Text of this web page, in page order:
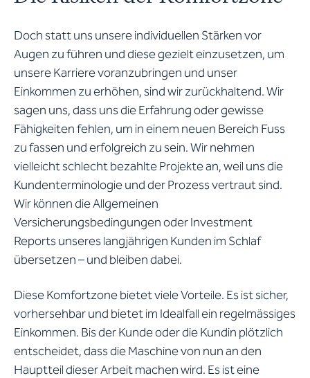
Doch statt uns unsere individuellen Stärken vor
Augen zu führen und diese gezielt einzusetzen, um
unsere Karriere voranzubringen und unser
Einkommen zu erhöhen, sind wir zurückhaltend. Wir
sagen uns, dass uns die Erfahrung oder gewisse
Fähigkeiten fehlen, um in einem neuen Bereich Fuss
zu fassen und erfolgreich zu sein. Wir nehmen
vielleicht schlecht bezahlte Projekte an, weil uns die
Kundenterminologie und der Prozess vertraut sind.
Wir können die Allgemeinen
Versicherungsbedingungen oder Investment
Reports unseres langjährigen Kunden im Schlaf
übersetzen – und bleiben dabei.
Diese Komfortzone bietet viele Vorteile. Es ist sicher,
vorhersehbar und bietet im Idealfall ein regelmässiges
Einkommen. Bis der Kunde oder die Kundin plötzlich
entscheidet, dass die Maschine von nun an den
Hauptteil dieser Arbeit machen wird. Es ist eine